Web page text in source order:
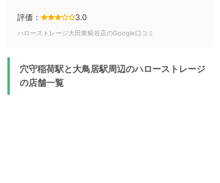
評価： 3.0
ハローストレージ大田東糀谷店のGoogle口コミ
穴守稲荷駅と大鳥居駅周辺のハローストレージ
の店舗一覧